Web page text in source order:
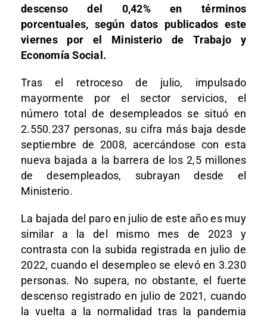
descenso del 0,42% en términos
porcentuales, según datos publicados este
viernes por el Ministerio de Trabajo y
Economía Social.
Tras el retroceso de julio, impulsado
mayormente por el sector servicios, el
número total de desempleados se situó en
2.550.237 personas, su cifra más baja desde
septiembre de 2008, acercándose con esta
nueva bajada a la barrera de los 2,5 millones
de desempleados, subrayan desde el
Ministerio.
La bajada del paro en julio de este año es muy
similar a la del mismo mes de 2023 y
contrasta con la subida registrada en julio de
2022, cuando el desempleo se elevó en 3.230
personas. No supera, no obstante, el fuerte
descenso registrado en julio de 2021, cuando
la vuelta a la normalidad tras la pandemia